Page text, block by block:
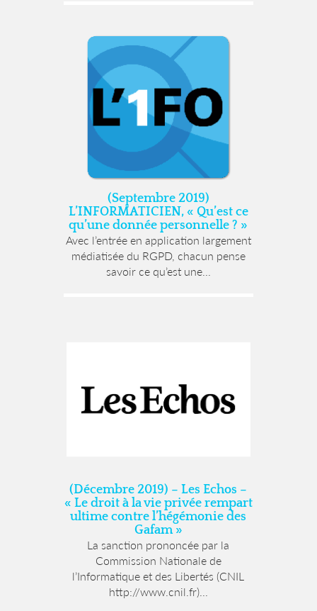
(Septembre 2019)
L’INFORMATICIEN, « Qu’est ce
qu’une donnée personnelle ? »
Avec l’entrée en application largement
médiatisée du RGPD, chacun pense
savoir ce qu’est une...
(Décembre 2019) – Les Echos –
« Le droit à la vie privée rempart
ultime contre l’hégémonie des
Gafam »
La sanction prononcée par la
Commission Nationale de
l’Informatique et des Libertés (CNIL
http://www.cnil.fr)...